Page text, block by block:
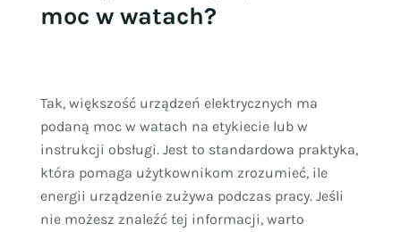
moc w watach?
Tak, większość urządzeń elektrycznych ma
podaną moc w watach na etykiecie lub w
instrukcji obsługi. Jest to standardowa praktyka,
która pomaga użytkownikom zrozumieć, ile
energii urządzenie zużywa podczas pracy. Jeśli
nie możesz znaleźć tej informacji, warto